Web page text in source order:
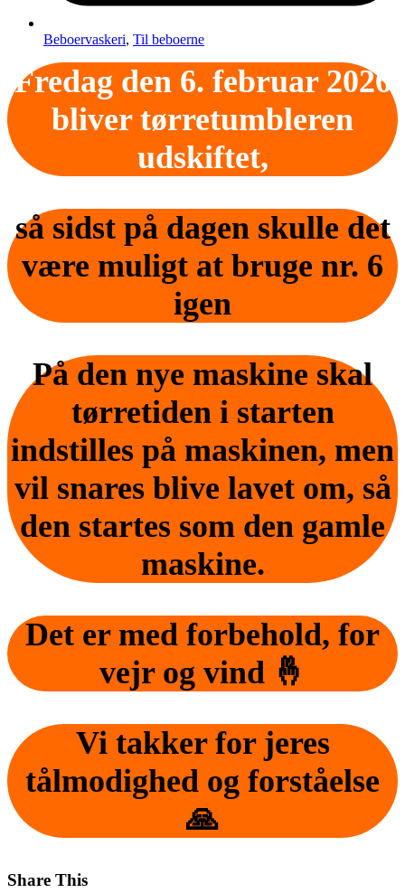
Beboervaskeri, Til beboerne
Fredag den 6. februar 2026
bliver tørretumbleren
udskiftet,
så sidst på dagen skulle det
være muligt at bruge nr. 6
igen
På den nye maskine skal
tørretiden i starten
indstilles på maskinen, men
vil snares blive lavet om, så
den startes som den gamle
maskine.
Det er med forbehold, for
vejr og vind 🤞
Vi takker for jeres
tålmodighed og forståelse
🙏
Share This